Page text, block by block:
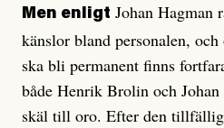
Men enligt Johan Hagman
känslor bland personalen,
ska bli permanent finns
både Henrik Brolin och
skäl till oro. Efter den